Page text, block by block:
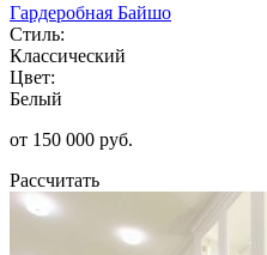
Гардеробная Байшо
Стиль:
Классический
Цвет:
Белый
от 150 000 руб.
Рассчитать